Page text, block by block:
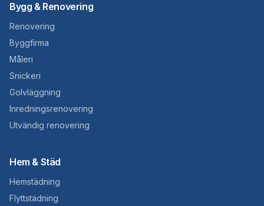
Bygg & Renovering
Renovering
Byggfirma
Måleri
Snickeri
Golvläggning
Inredningsrenovering
Utvändig renovering
Hem & Städ
Hemstädning
Flyttstädning